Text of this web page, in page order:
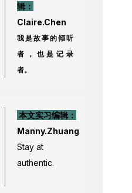
辑：
Claire.Chen
我是故事的倾听
者，也是记录
者。
本文实习编辑：
Manny.Zhuang
Stay at
authentic.